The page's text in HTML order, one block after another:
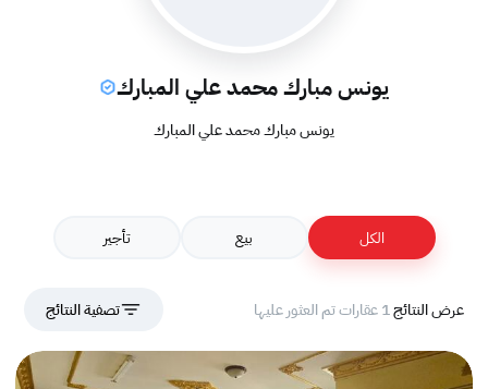
يونس مبارك محمد علي المبارك
يونس مبارك محمد علي المبارك
الكل بيع تأجير
عرض النتائج1 عقارات تم العثور عليها تصفية النتائج